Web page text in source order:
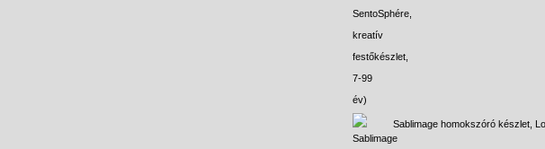
Sablimage homokszóró készlet,